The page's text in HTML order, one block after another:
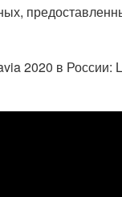
2020 в